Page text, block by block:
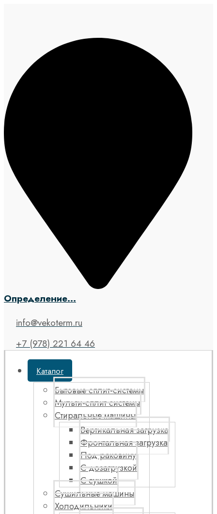
Определение...
info@vekoterm.ru
+7 (978) 221 64 46
Каталог
Бытовые сплит-системы
Мульти-сплит системы
Стиральные машины
Вертикальная загрузка
Фронтальная загрузка
Под раковину
С дозагрузкой
С сушкой
Сушильные машины
Холодильники